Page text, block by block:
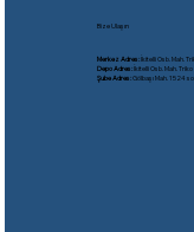
Bize Ulaşın
Merkez Adres:İkitelli Osb. Mah.
Depo Adres:İkitelli Osb. Mah.
Şube Adres:Gölbaşı Mah. 1524